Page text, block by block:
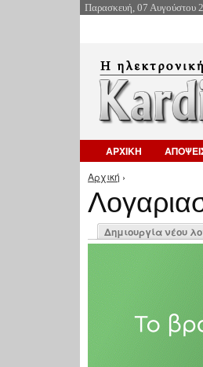
Παρασκευή, 07 Αυγούστου
ΑΡΧΙΚΗ
Είστε εδώ
Αρχική ›
Δημιουργία νέου